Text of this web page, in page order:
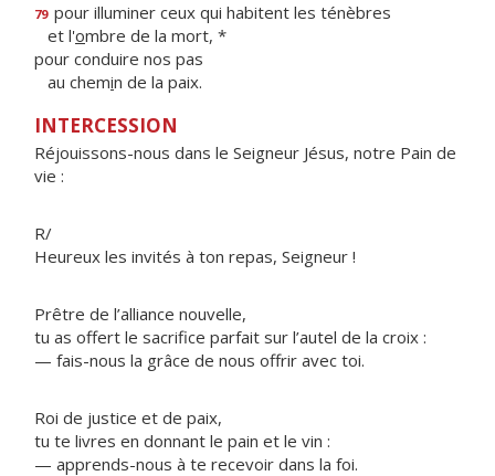
79 pour illuminer ceux qui habitent les ténèbres
et l'ombre de la mort, *
pour conduire nos pas
au chemin de la paix.
INTERCESSION
Réjouissons-nous dans le Seigneur Jésus, notre Pain de
vie :
R/
Heureux les invités à ton repas, Seigneur !
Prêtre de l’alliance nouvelle,
tu as offert le sacrifice parfait sur l’autel de la croix :
— fais-nous la grâce de nous offrir avec toi.
Roi de justice et de paix,
tu te livres en donnant le pain et le vin :
— apprends-nous à te recevoir dans la foi.